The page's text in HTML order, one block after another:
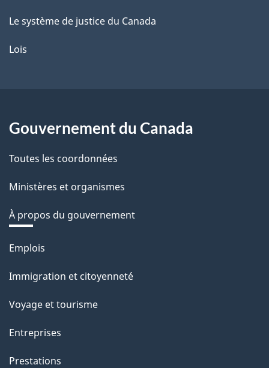
Le système de justice du Canada
Lois
Gouvernement du Canada
Toutes les coordonnées
Ministères et organismes
À propos du gouvernement
Thèmes
sujets
Emplois
Immigration et citoyenneté
Voyage et tourisme
Entreprises
Prestations